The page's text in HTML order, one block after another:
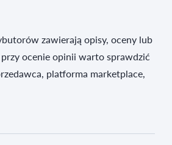
zawierają opisy, oceny lub
ocenie opinii warto sprawdzić
platforma marketplace,